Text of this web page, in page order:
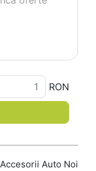
RON
Auto Noi